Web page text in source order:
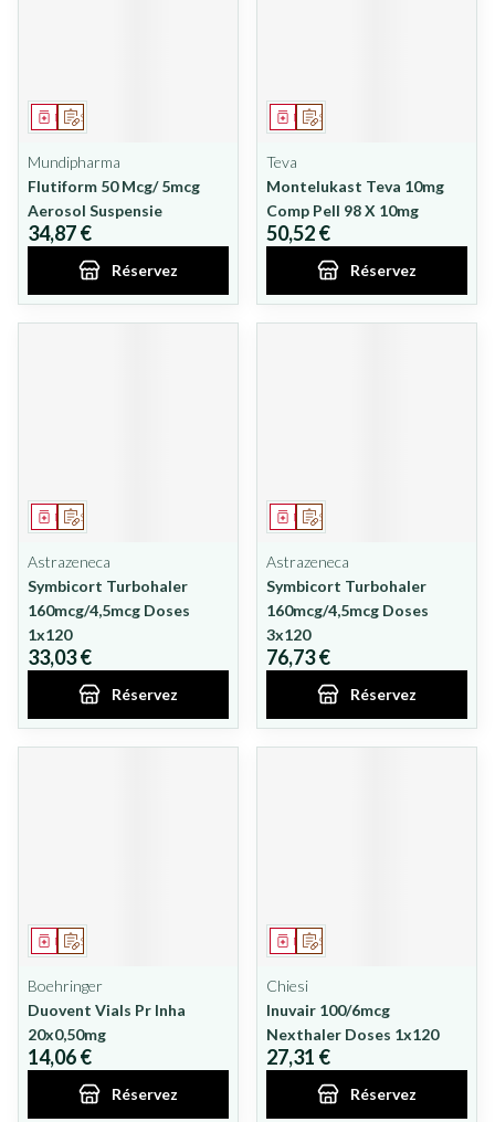
Sur prescription
Médicament
Mundipharma
Flutiform 50 Mcg/ 5mcg
Aerosol Suspensie
34,87 €
Réservez
Sur prescription
Médicament
Teva
Montelukast Teva 10mg
Comp Pell 98 X 10mg
50,52 €
Réservez
Sur prescription
Médicament
Astrazeneca
Symbicort Turbohaler
160mcg/4,5mcg Doses
1x120
33,03 €
Réservez
Sur prescription
Médicament
Astrazeneca
Symbicort Turbohaler
160mcg/4,5mcg Doses
3x120
76,73 €
Réservez
Sur prescription
Médicament
Boehringer
Duovent Vials Pr Inha
20x0,50mg
14,06 €
Réservez
Sur prescription
Médicament
Chiesi
Inuvair 100/6mcg
Nexthaler Doses 1x120
27,31 €
Réservez